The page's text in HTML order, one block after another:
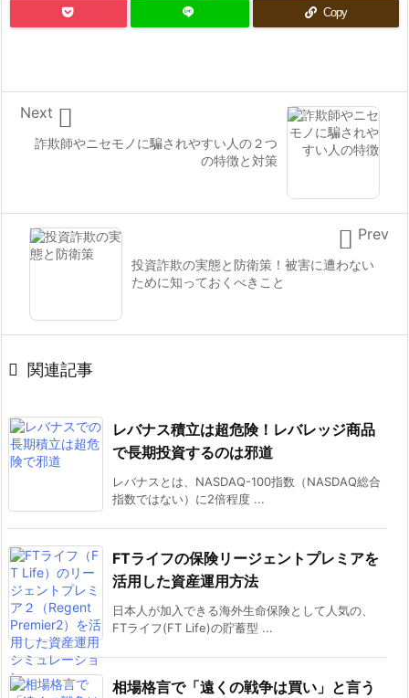
Copy
詐欺師やニセモノに騙されやすい人の２つ
の特徴と対策

Next
投資詐欺の実態と防衛策！被害に遭わない
ために知っておくべきこと
 Prev
 関連記事
レバナス積立は超危険！レバレッジ商品
で長期投資するのは邪道
レバナスとは、NASDAQ-100指数（NASDAQ総合
指数ではない）に2倍程度 ...
FTライフの保険リージェントプレミアを
活用した資産運用方法
日本人が加入できる海外生命保険として人気の、
FTライフ(FT Life)の貯蓄型 ...
相場格言で「遠くの戦争は買い」と言う